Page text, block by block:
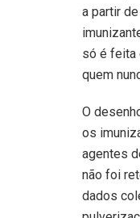
a partir
só é feita
quem
O
os
agentes
não foi
dados